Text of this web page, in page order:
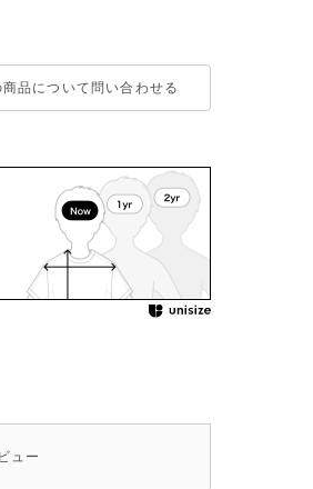
商品について問い合わせる
ュー